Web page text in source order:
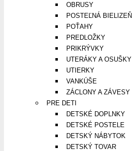
OBRUSY
POSTEĽNÁ BIELIZEŇ
POŤAHY
PREDLOŽKY
PRIKRÝVKY
UTERÁKY A OSUŠKY
UTIERKY
VANKÚŠE
ZÁCLONY A ZÁVESY
PRE DETI
DETSKÉ DOPLNKY
DETSKÉ POSTELE
DETSKÝ NÁBYTOK
DETSKÝ TOVAR